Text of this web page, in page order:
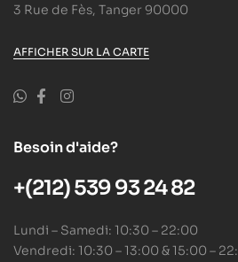
3 Rue de Fès, Tanger 90000
AFFICHER SUR LA CARTE
Besoin d'aide?
+(212) 539 93 24 82
Lundi – Samedi: 10:30 – 22:00
Vendredi: 10:30 – 13:00 & 15:00 –